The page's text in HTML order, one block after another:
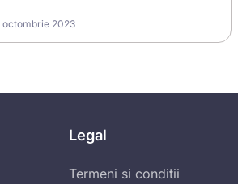
octombrie 2023
Legal
Termeni si conditii